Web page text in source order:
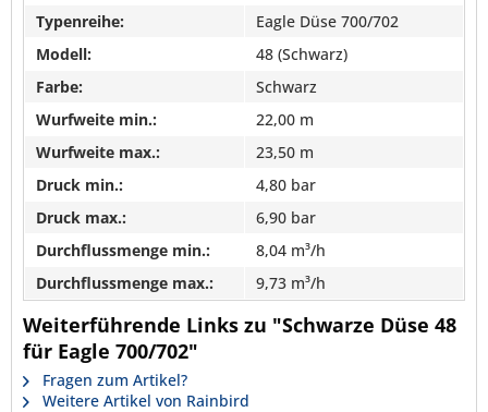
Typenreihe:
Eagle Düse 700/702
Modell:
48 (Schwarz)
Farbe:
Schwarz
Wurfweite min.:
22,00 m
Wurfweite max.:
23,50 m
Druck min.:
4,80 bar
Druck max.:
6,90 bar
Durchflussmenge min.:
8,04 m³/h
Durchflussmenge max.:
9,73 m³/h
Weiterführende Links zu "Schwarze Düse 48
für Eagle 700/702"
Fragen zum Artikel?
Weitere Artikel von Rainbird